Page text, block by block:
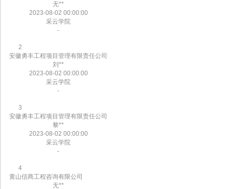
无**
2023-08-02 00:00:00
采云学院
-
2
安徽勇丰工程项目管理有限责任公司
刘**
2023-08-02 00:00:00
采云学院
-
3
安徽勇丰工程项目管理有限责任公司
黎**
2023-08-02 00:00:00
采云学院
-
4
黄山信商工程咨询有限公司
无**